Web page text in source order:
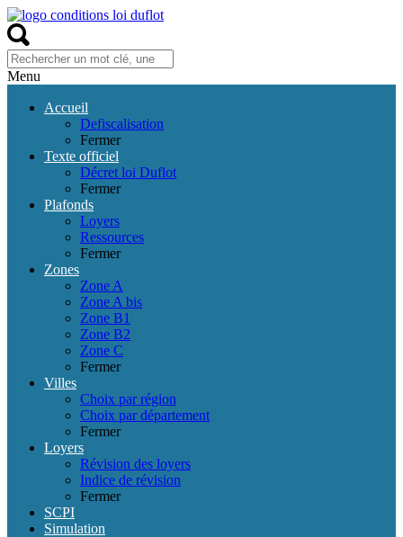
Menu
Accueil
Defiscalisation
Fermer
Texte officiel
Décret loi Duflot
Fermer
Plafonds
Loyers
Ressources
Fermer
Zones
Zone A
Zone A bis
Zone B1
Zone B2
Zone C
Fermer
Villes
Choix par région
Choix par département
Fermer
Loyers
Révision des loyers
Indice de révision
Fermer
SCPI
Simulation